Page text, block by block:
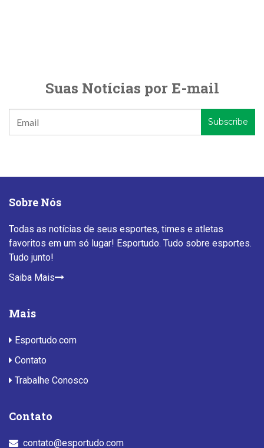
Suas Notícias por E-mail
Sobre Nós
Todas as notícias de seus esportes, times e atletas
favoritos em um só lugar! Esportudo. Tudo sobre esportes.
Tudo junto!
Saiba Mais
Mais
Esportudo.com
Contato
Trabalhe Conosco
Contato
contato@esportudo.com